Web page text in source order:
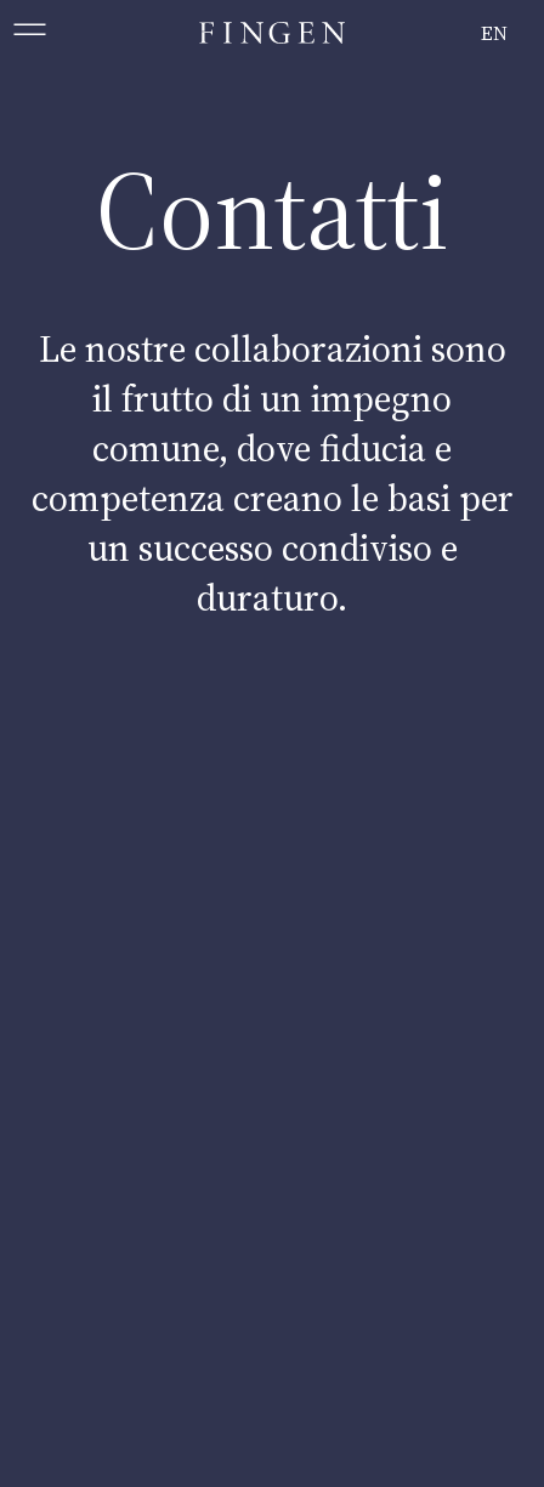
EN
EN
Attività
HOSPITALITY
AGRI-BUSINESS
Progetti
nostro impegno
Contatti
Contatti
Le nostre collaborazioni sono
il frutto di un impegno
comune, dove fiducia e
competenza creano le basi per
un successo condiviso e
duraturo.